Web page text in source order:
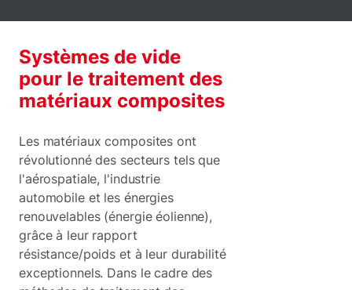
Systèmes de vide
pour le traitement des
matériaux composites
Les matériaux composites ont
révolutionné des secteurs tels que
l'aérospatiale, l'industrie
automobile et les énergies
renouvelables (énergie éolienne),
grâce à leur rapport
résistance/poids et à leur durabilité
exceptionnels. Dans le cadre des